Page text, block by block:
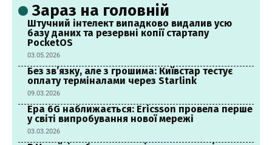
Зараз на головній
Штучний інтелект випадково видалив усю
базу даних та резервні копії стартапу
PocketOS
03.05.2026
Без зв’язку, але з грошима: Київстар тестує
оплату терміналами через Starlink
09.03.2026
Ера 6G наближається: Ericsson провела перше
у світі випробування нової мережі
03.03.2026